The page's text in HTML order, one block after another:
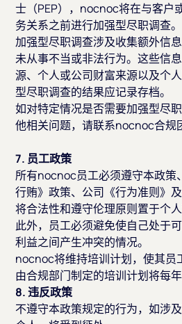
士（PEP），nocnoc将在与客户
务关系之前进行加强型尽职调查。
加强型尽职调查涉及收集额外信
未从事不当或非法行为。这些信
源、个人或公司财富来源以及个
型尽职调查的结果应记录存档。
如对特定情况是否需要加强型尽
他相关问题，请联系nocnoc合规
7. 员工政策
所有nocnoc员工必须遵守本政策
行贿》政策、公司《行为准则》
将合法性和遵守伦理原则置于个
此外，员工必须避免使自己处于
利益之间产生冲突的情况。
nocnoc将维持培训计划，使其员
由合规部门制定的培训计划将每年
8. 违反政策
不遵守本政策规定的行为，如涉